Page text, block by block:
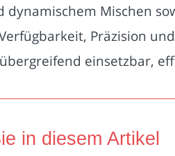
Mischen
Präzision
einsetzbar,
in diesem Artikel